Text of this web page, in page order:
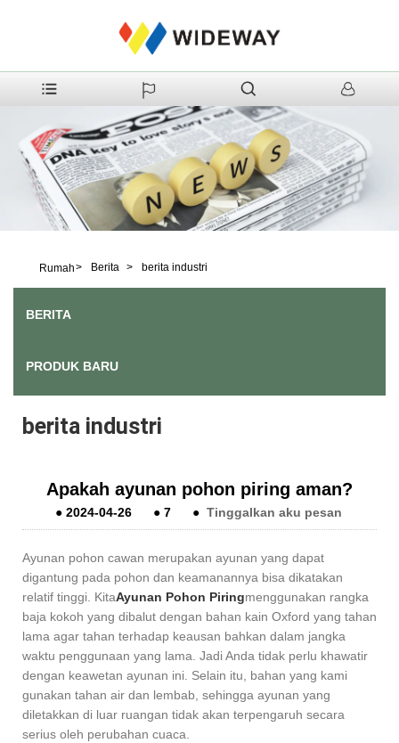
Rumah> Berita > berita industri
BERITA
PRODUK BARU
berita industri
Apakah ayunan pohon piring aman?
●2024-04-26 ●7 ● Tinggalkan aku pesan
Ayunan pohon cawan merupakan ayunan yang dapat
digantung pada pohon dan keamanannya bisa dikatakan
relatif tinggi. KitaAyunan Pohon Piringmenggunakan rangka
baja kokoh yang dibalut dengan bahan kain Oxford yang tahan
lama agar tahan terhadap keausan bahkan dalam jangka
waktu penggunaan yang lama. Jadi Anda tidak perlu khawatir
dengan keawetan ayunan ini. Selain itu, bahan yang kami
gunakan tahan air dan lembab, sehingga ayunan yang
diletakkan di luar ruangan tidak akan terpengaruh secara
serius oleh perubahan cuaca.